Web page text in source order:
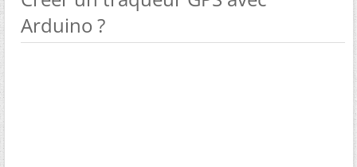
Arduino ?